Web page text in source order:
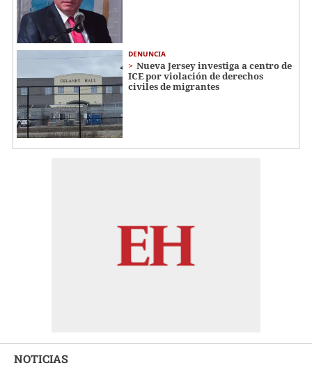
DENUNCIA
Nueva Jersey investiga a centro de
ICE por violación de derechos
civiles de migrantes
NOTICIAS